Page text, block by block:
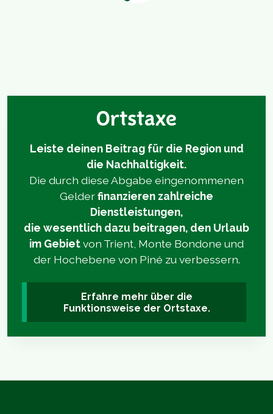
Ortstaxe
Leiste deinen Beitrag für die Region und
die Nachhaltigkeit.
Die durch diese Abgabe eingenommenen
Gelderfinanzieren zahlreiche
Dienstleistungen,
die wesentlich dazu beitragen, den Urlaub
im Gebietvon Trient, Monte Bondone und
der Hochebene von Piné zu verbessern.
Erfahre mehr über die
Funktionsweise der Ortstaxe.